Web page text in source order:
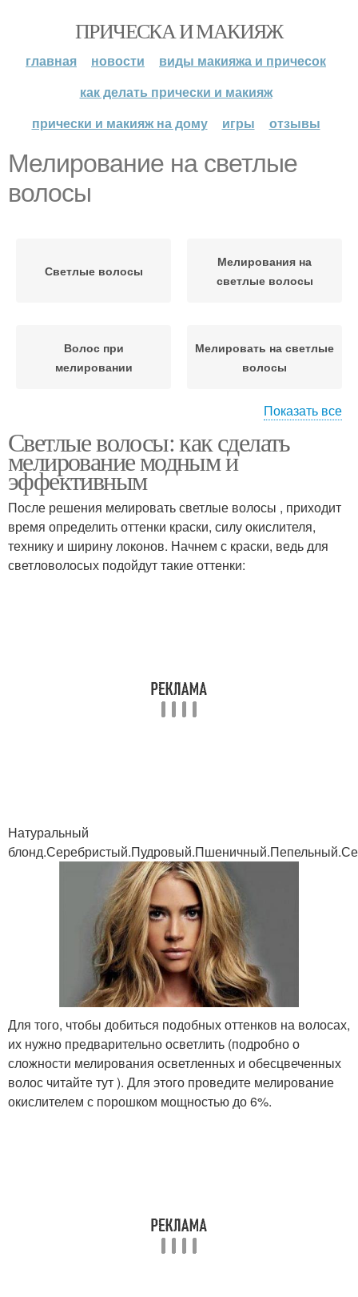
ПРИЧЕСКА И МАКИЯЖ
главная новости
виды макияжа и причесок
как делать прически и макияж
прически и макияж на дому
игры отзывы
Мелирование на светлые
волосы
Светлые волосы
Мелирования на
светлые волосы
Волос при
мелировании
Мелировать на светлые
волосы
волос
Волос к темным прядям
Светлые пряди Темное мелирование
Мелирование на рыжих
Мелирования для
светлых волос
Мелирования на
светлых волосах
Бразильское
мелирование
Венецианское
мелирование
Французское
мелирование
Светлое мелирование
Показать все
Светлые волосы: как сделать
мелирование модным и
эффективным
После решения мелировать светлые волосы , приходит
время определить оттенки краски, силу окислителя,
технику и ширину локонов. Начнем с краски, ведь для
светловолосых подойдут такие оттенки:
Натуральный
Для того, чтобы добиться подобных оттенков на волосах,
их нужно предварительно осветлить (подробно о
сложности мелирования осветленных и обесцвеченных
волос читайте тут ). Для этого проведите мелирование
окислителем с порошком мощностью до 6%.